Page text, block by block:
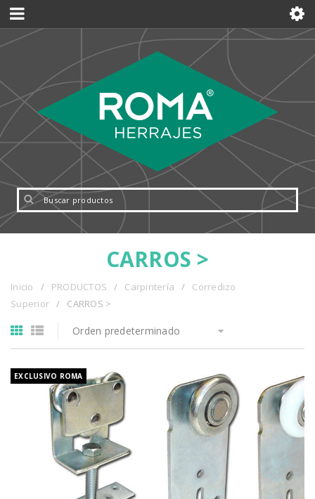
CARROS >
Inicio / PRODUCTOS / Carpintería /
Corredizo
Superior / CARROS >
Orden predeterminado
EXCLUSIVO ROMA